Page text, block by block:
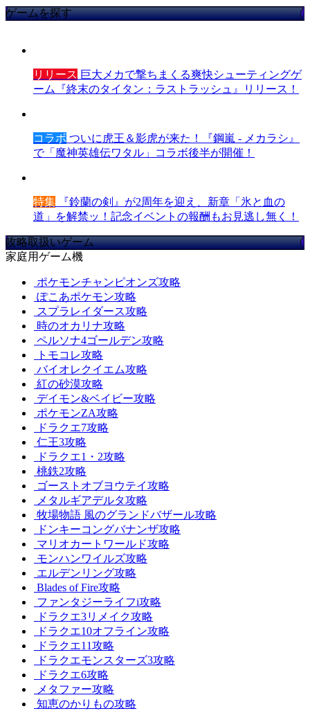
ゲームを探す
リリース 巨大メカで撃ちまくる爽快シューティングゲ
ーム『終末のタイタン：ラストラッシュ』リリース！
コラボ ついに虎王＆影虎が来た！『鋼嵐 - メカラシ』
で「魔神英雄伝ワタル」コラボ後半が開催！
特集 『鈴蘭の剣』が2周年を迎え、新章「氷と血の
道」を解禁ッ！記念イベントの報酬もお見逃し無く！
攻略取扱いゲーム
家庭用ゲーム機
ポケモンチャンピオンズ攻略
ぽこあポケモン攻略
スプラレイダース攻略
時のオカリナ攻略
ペルソナ4ゴールデン攻略
トモコレ攻略
バイオレクイエム攻略
紅の砂漠攻略
デイモン&ベイビー攻略
ポケモンZA攻略
ドラクエ7攻略
仁王3攻略
ドラクエ1・2攻略
桃鉄2攻略
ゴーストオブヨウテイ攻略
メタルギアデルタ攻略
牧場物語 風のグランドバザール攻略
ドンキーコングバナンザ攻略
マリオカートワールド攻略
モンハンワイルズ攻略
エルデンリング攻略
Blades of Fire攻略
ファンタジーライフi攻略
ドラクエ3リメイク攻略
ドラクエ10オフライン攻略
ドラクエ11攻略
ドラクエモンスターズ3攻略
ドラクエ6攻略
メタファー攻略
知恵のかりもの攻略